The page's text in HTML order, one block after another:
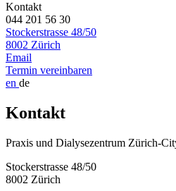
Kontakt
044 201 56 30
Stockerstrasse 48/50
8002 Zürich
Email
Termin vereinbaren
en de
Kontakt
Praxis und Dialysezentrum Zürich-
Stockerstrasse 48/50
8002 Zürich